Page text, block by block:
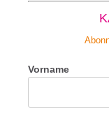
Vorname